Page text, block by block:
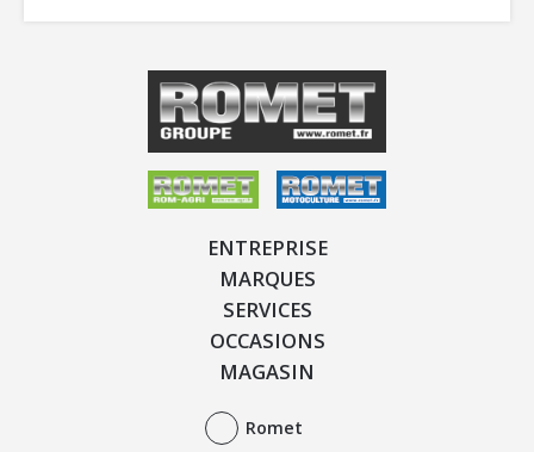
ENTREPRISE
MARQUES
SERVICES
OCCASIONS
MAGASIN
Romet